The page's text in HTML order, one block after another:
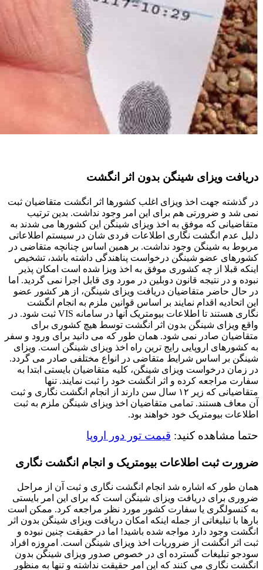
دریافت ویزای شینگن بدون اثر انگشت
در گذشته جهت اخذ ویزای اغلب کشورها اثر انگشت متقاضیان ثبت
نمی شد و ضرورتی هم برای این امر وجود نداشت. بدین ترتیب
متقاضیانی که موفق به اخذ ویزای شینگن این کشورها می شدند به
دلیل عدم انگشت نگاری اطلاعات فردی شان در سیستم اطلاعاتی
مربوط به شینگن وجود نداشت. بر همین اساس چنانچه متقاضی در
کشورهای عضو شینگن درخواست پناهندگی داشته باشد، تشخیص
اینکه قبلا از چه کشوری موفق به اخذ ویزا شده است امکان پذیر
نبوده و در نتیجه قانون دوبلین در مورد وی قابل اجرا نمی گردید. اما
در حال حاضر متقاضیان دریافت ویزای شینگن، از هر کشور عضو
این اتحادیه اقدام نمایند بر اساس قوانین ملزم به انجام انگشت
نگاری هستند تا اطلاعات بیومتریک آنها در سامانه VIS ثبت شود. در
واقع ویزای شینگن بدون اثر انگشت توسط هیچ کشوری برای
متقاضیان صادر نمی شود. همان طور که می دانید برای ورود و سفر
به کشورهای اروپایی رایج‌ ترین راه اخذ ویزای شینگن است. ویزای
شینگن بر اساس شرایط متقاضی در انواع مختلفی صادر می گردد.
در زمان درخواست ویزای شینگن، کلیه متقاضیان بایستی ابتدا به
سفارت مراجعه کرده و اثر انگشت خود را ثبت نمایند. تنها
متقاضیانی که زیر ۱۲ سال سن دارند از انجام انگشت نگاری و ثبت
آن معاف هستند. تمامی متقاضیان اخذ ویزای شینگن ملزم به ثبت
اطلاعات بیومتریک خود خواهند بود.
حتما مشاهده کنید: قیمت تور دور اروپا
ضرورت ثبت اطلاعات بیومتریک و انجام انگشت نگاری
همان طور که اشاره شد انجام انگشت نگاری و ثبت آن از مراحل
ضروری برای دریافت ویزای شینگن است که برای این امر بایستی
به کنسولگری یا سفارت کشور مورد نظر مراجعه کرد. ممکن است
بارها با تبلیغاتی از جمله اینکه امکان دریافت ویزای شینگن بدون اثر
انگشت وجود دارد مواجه شده باشید! اما در حقیقت چنین نبوده و
ثبت اثر انگشت از ضروریات اخذ ویزای شینگن است. امروزه افراد
سودجو تبلیغات گسترده‌ ای در خصوص صدور ویزای شینگن بدون
انگشت نگاری می کنند که این امر حقیقت نداشته و تنها به منظور